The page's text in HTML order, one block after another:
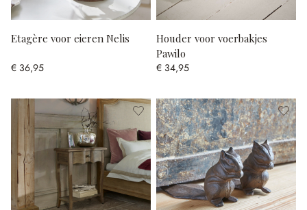
Etagère voor eieren Nelis
€ 36,95
Houder voor voerbakjes
Pawilo
€ 34,95